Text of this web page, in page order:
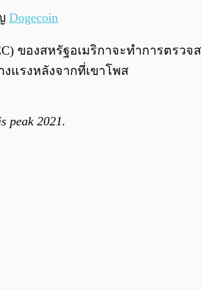
Dogecoin
งสหรัฐอเมริกาจะทำการตรวจส
แรงหลังจากที่เขาโพส
peak 2021.